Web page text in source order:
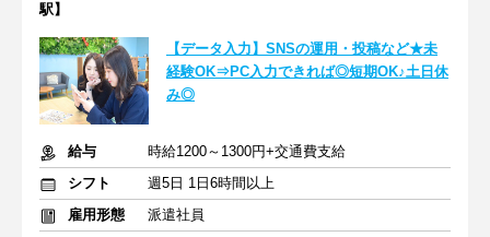
駅】
【データ入力】SNSの運用・投稿など★未
経験OK⇒PC入力できれば◎短期OK♪土日休
み◎
給与
時給1200～1300円+交通費支給
シフト
週5日 1日6時間以上
雇用形態
派遣社員